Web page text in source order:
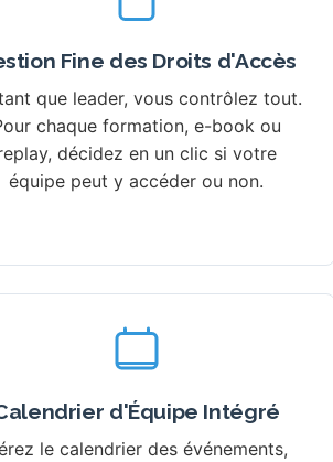
Fine des Droits d'Accès
que leader, vous contrôlez tout.
chaque formation, e-book ou
décidez en un clic si votre
équipe peut y accéder ou non.
d'Équipe Intégré
le calendrier des événements,